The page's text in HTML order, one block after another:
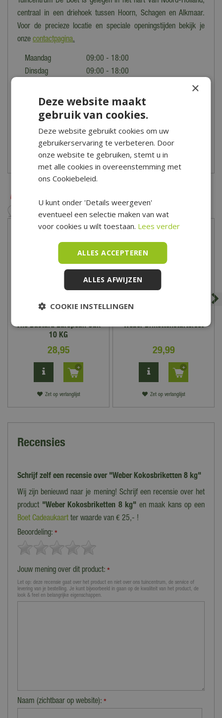
centraal in een driehoek tussen Hoorn, Schagen en Alkmaar.
Voor de precieze locatie en speciale openingstijden bekijk je
onze contactpagina.
Maandag
09:00 - 18:00
Dinsdag
09:00 - 18:00
Donderdag
09:00 - 18:00
09:00 - 21:00
Zaterdag
Zondag
10:00 - 17:00
The Bastard European Oak
10 KG
28,95
Zet op verlanglijst
Weber Brikettenstarterset
29,99
Zet op verlanglijst
Recensies
Schrijf zelf een recensie over "Weber Kokosbriketten 8 kg"
Wij zijn benieuwd naar je mening! Schrijf een recensie over het
product "Weber Kokosbriketten 8 kg" en maak kans op een
Boet Cadeaukaart ter waarde van € 25,- !
Beoordeling: *
Jouw mening over dit product: *
Let op: deze recensie gaat over het product en niet over ons tuincentrum, de service of
levering van je bestelling. Je kunt bijvoorbeeld in gaan op de kwaliteit van het product, de
look & feel en belangrijke eigenschappen.
Naam (zichtbaar op website): *
×
Deze website maakt
gebruik van cookies.
Deze website gebruikt cookies om uw
gebruikerservaring te verbeteren. Door
onze website te gebruiken, stemt u in
met alle cookies in overeenstemming met
ons Cookiebeleid.
U kunt onder 'Details weergeven'
eventueel een selectie maken van wat
voor cookies u wilt toestaan. Lees verder
ALLES ACCEPTEREN
ALLES AFWIJZEN
COOKIE INSTELLINGEN